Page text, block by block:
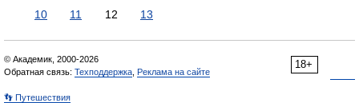
10
11 12 13
18+
© Академик, 2000-2026
Обратная связь: Техподдержка Реклама на сайте
👣 Путешествия